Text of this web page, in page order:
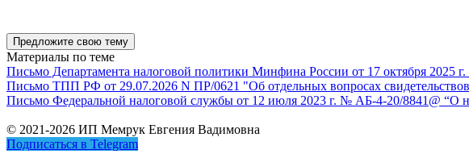
Предложите свою тему
Материалы по теме
Письмо Департамента налоговой политики Минфина России от 17 октября 2025
Письмо ТПП РФ от 29.07.2026 N ПР/0621 "Об отдельных вопросах
Письмо Федеральной налоговой службы от 12 июля 2023 г. № АБ-4-20/8841@ “О
© 2021-2026 ИП Мемрук Евгения Вадимовна
Подписаться в Telegram